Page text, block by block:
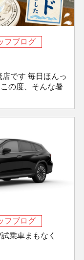
フブログ
です 毎日ほんっ
の度、そんな暑
フブログ
乗車まもなく